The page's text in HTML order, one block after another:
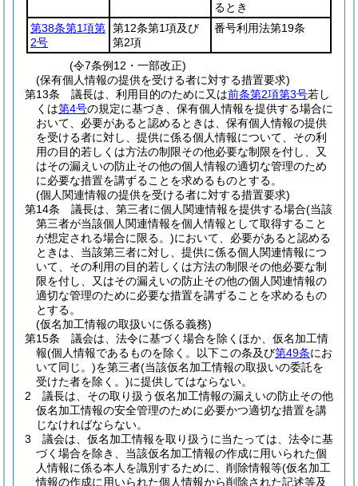
るとき
第38条第1項第
2号
第12条第1項及び
第2項
番号利用法第19条
(令7条例12・一部改正)
(保有個人情報の提供を受ける者に対する措置要求)
第13条
議長は、利用目的のために又は前条第2項第3号若し
くは第4号の規定に基づき、保有個人情報を提供する場合に
おいて、必要があると認めるときは、保有個人情報の提供
を受ける者に対し、提供に係る個人情報について、その利
用の目的若しくは方法の制限その他必要な制限を付し、又
はその漏えいの防止その他の個人情報の適切な管理のため
に必要な措置を講ずることを求めるものとする。
(個人関連情報の提供を受ける者に対する措置要求)
第14条
議長は、第三者に個人関連情報を提供する場合(当該
第三者が当該個人関連情報を個人情報として取得すること
が想定される場合に限る。)において、必要があると認める
ときは、当該第三者に対し、提供に係る個人関連情報につ
いて、その利用の目的若しくは方法の制限その他必要な制
限を付し、又はその漏えいの防止その他の個人関連情報の
適切な管理のために必要な措置を講ずることを求めるもの
とする。
(仮名加工情報の取扱いに係る義務)
第15条
議会は、法令に基づく場合を除くほか、仮名加工情
報(個人情報であるものを除く。以下この条及び第49条にお
いて同じ。)を第三者(当該仮名加工情報の取扱いの委託を
受けた者を除く。)に提供してはならない。
2
議長は、その取り扱う仮名加工情報の漏えいの防止その他
仮名加工情報の安全管理のために必要かつ適切な措置を講
じなければならない。
3
議会は、仮名加工情報を取り扱うに当たっては、法令に基
づく場合を除き、当該仮名加工情報の作成に用いられた個
人情報に係る本人を識別するために、削除情報等(仮名加工
情報の作成に用いられた個人情報から削除された記述等及